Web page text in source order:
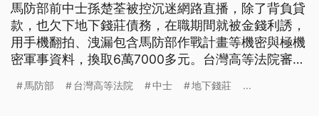
馬防部前中士孫楚荃被控沉迷網路直播，除了背負貸
款，也欠下地下錢莊債務，在職期間就被金錢利誘，
用手機翻拍、洩漏包含馬防部作戰計畫等機密與極機
密軍事資料，換取6萬7000多元。台灣高等法院審理
年、褫奪公權6年，可上訴。
馬防部 台灣高等法院 中士 地下錢莊 ...